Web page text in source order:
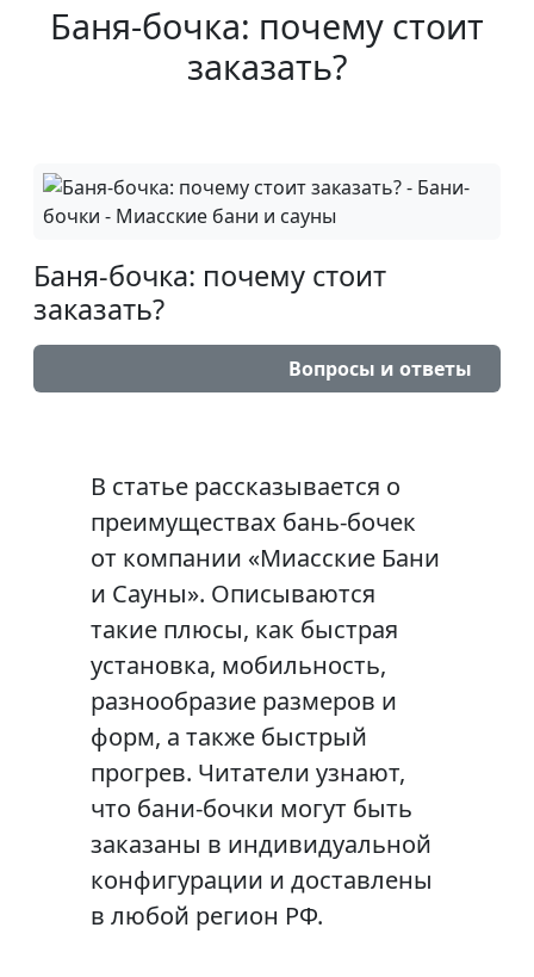
Баня-бочка: почему стоит
заказать?
Баня-бочка: почему стоит
заказать?
Вопросы и ответы
В статье рассказывается о
преимуществах бань-бочек
от компании «Миасские Бани
и Сауны». Описываются
такие плюсы, как быстрая
установка, мобильность,
разнообразие размеров и
форм, а также быстрый
прогрев. Читатели узнают,
что бани-бочки могут быть
заказаны в индивидуальной
конфигурации и доставлены
в любой регион РФ.